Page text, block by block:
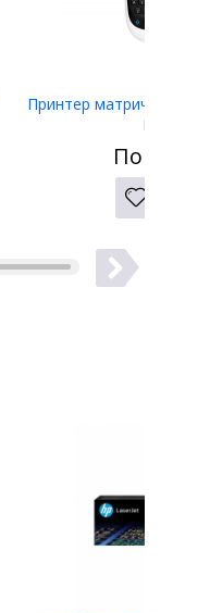
Принтер матричный
LW-400
По